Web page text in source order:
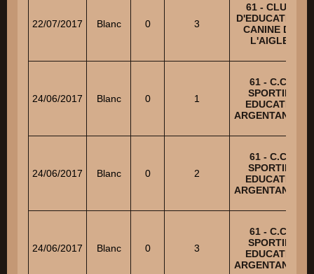
22/07/2017 Blanc 0 3
61 - CLUB
D'EDUCATION
CANINE DE
L'AIGLE
24/06/2017 Blanc 0 1
61 - C.C.
SPORTIF
EDUCATIF
ARGENTANAIS
24/06/2017 Blanc 0 2
61 - C.C.
SPORTIF
EDUCATIF
ARGENTANAIS
24/06/2017 Blanc 0 3
61 - C.C.
SPORTIF
EDUCATIF
ARGENTANAIS